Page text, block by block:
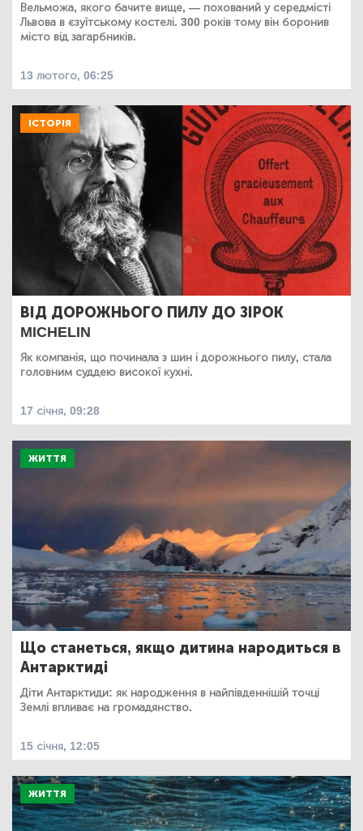
Вельможа, якого бачите вище, — похований у середмісті
Львова в єзуїтському костелі. 300 років тому він боронив
місто від загарбників.
13 лютого, 06:25
ІСТОРІЯ
ВІД ДОРОЖНЬОГО ПИЛУ ДО ЗІРОК
MICHELIN
Як компанія, що починала з шин і дорожнього пилу, стала
головним суддею високої кухні.
17 січня, 09:28
ЖИТТЯ
Що станеться, якщо дитина народиться в
Антарктиді
Діти Антарктиди: як народження в найпівденнішій точці
Землі впливає на громадянство.
15 січня, 12:05
ЖИТТЯ